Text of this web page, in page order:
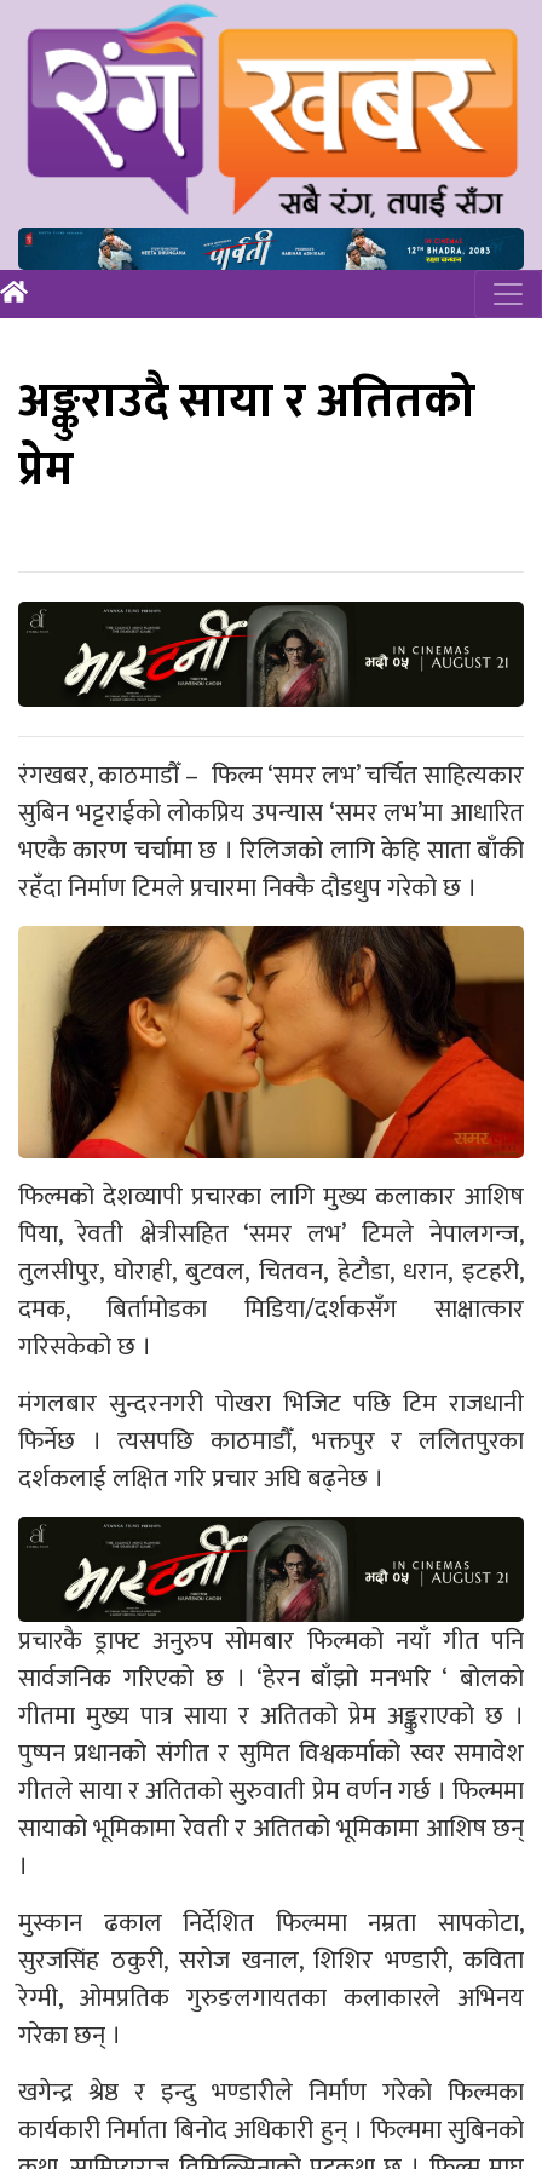
अङ्कुराउदै साया र अतितको
प्रेम
रंगखबर, काठमाडौँ – फिल्म ‘समर लभ’ चर्चित साहित्यकार
सुबिन भट्टराईको लोकप्रिय उपन्यास ‘समर लभ’मा आधारित
भएकै कारण चर्चामा छ । रिलिजको लागि केहि साता बाँकी
रहँदा निर्माण टिमले प्रचारमा निक्कै दौडधुप गरेको छ ।
फिल्मको देशव्यापी प्रचारका लागि मुख्य कलाकार आशिष
पिया, रेवती क्षेत्रीसहित ‘समर लभ’ टिमले नेपालगन्ज,
तुलसीपुर, घोराही, बुटवल, चितवन, हेटौडा, धरान, इटहरी,
दमक, बिर्तामोडका मिडिया/दर्शकसँग साक्षात्कार
गरिसकेको छ ।
मंगलबार सुन्दरनगरी पोखरा भिजिट पछि टिम राजधानी
फिर्नेछ । त्यसपछि काठमाडौँ, भक्तपुर र ललितपुरका
दर्शकलाई लक्षित गरि प्रचार अघि बढ्नेछ ।
प्रचारकै ड्राफ्ट अनुरुप सोमबार फिल्मको नयाँ गीत पनि
सार्वजनिक गरिएको छ । ‘हेरन बाँझो मनभरि ‘ बोलको
गीतमा मुख्य पात्र साया र अतितको प्रेम अङ्कुराएको छ ।
पुष्पन प्रधानको संगीत र सुमित विश्वकर्माको स्वर समावेश
गीतले साया र अतितको सुरुवाती प्रेम वर्णन गर्छ । फिल्ममा
सायाको भूमिकामा रेवती र अतितको भूमिकामा आशिष छन्
।
मुस्कान ढकाल निर्देशित फिल्ममा नम्रता सापकोटा,
सुरजसिंह ठकुरी, सरोज खनाल, शिशिर भण्डारी, कविता
रेग्मी, ओमप्रतिक गुरुङलगायतका कलाकारले अभिनय
गरेका छन् ।
खगेन्द्र श्रेष्ठ र इन्दु भण्डारीले निर्माण गरेको फिल्मका
कार्यकारी निर्माता बिनोद अधिकारी हुन् । फिल्ममा सुबिनको